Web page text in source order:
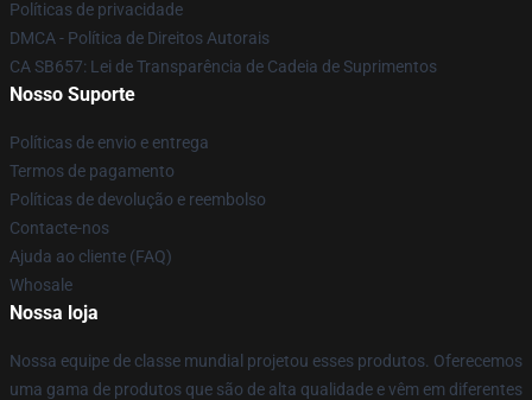
Políticas de privacidade
DMCA - Política de Direitos Autorais
CA SB657: Lei de Transparência de Cadeia de Suprimentos
Nosso Suporte
Políticas de envio e entrega
Termos de pagamento
Políticas de devolução e reembolso
Contacte-nos
Ajuda ao cliente (FAQ)
Whosale
Nossa loja
Nossa equipe de classe mundial projetou esses produtos. Oferecemos
uma gama de produtos que são de alta qualidade e vêm em diferentes